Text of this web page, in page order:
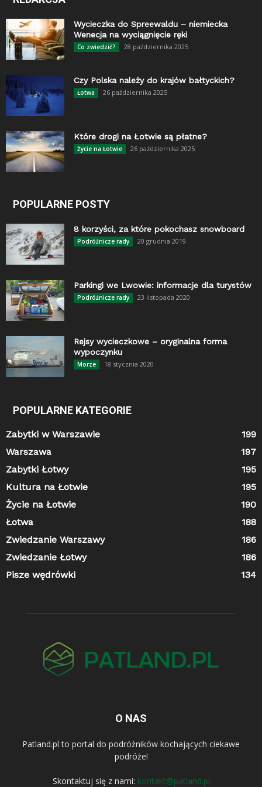
Wycieczka do Spreewaldu – niemiecka
Wenecja na wyciągnięcie ręki
Co zwiedzić? 28 października 2025
Czy Polska należy do krajów bałtyckich?
Łotwa 26 października 2025
Które drogi na Łotwie są płatne?
Życie na Łotwie 26 października 2025
POPULARNE POSTY
8 korzyści, za które pokochasz snowboard
Podróżnicze rady 20 grudnia 2019
Parkingi we Lwowie: informacje dla turystów
Podróżnicze rady 23 listopada 2020
Rejsy wycieczkowe – oryginalna forma
wypoczynku
Morze 18 stycznia 2020
POPULARNE KATEGORIE
Zabytki w Warszawie
199
Warszawa
197
Zabytki Łotwy
195
Kultura na Łotwie
195
Życie na Łotwie
190
Łotwa
188
Zwiedzanie Warszawy
186
Zwiedzanie Łotwy
186
Pisze wędrówki
134
O NAS
Patland.pl to portal do podróżników kochających ciekawe
podróże!
Skontaktuj się z nami: kontakt@patland.pl